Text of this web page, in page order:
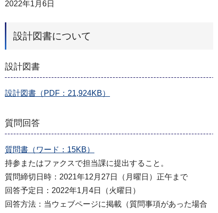
2022年1月6日
設計図書について
設計図書
設計図書（PDF：21,924KB）
質問回答
質問書（ワード：15KB）
持参またはファクスで担当課に提出すること。
質問締切日時：2021年12月27日（月曜日）正午まで
回答予定日：2022年1月4日（火曜日）
回答方法：当ウェブページに掲載（質問事項があった場合